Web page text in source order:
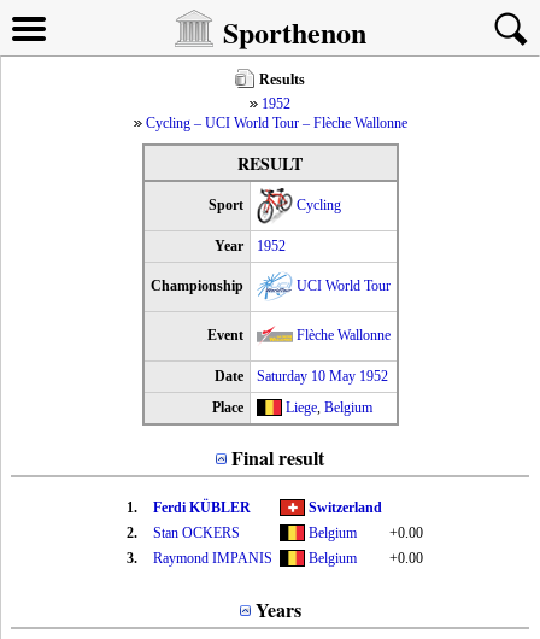
Sporthenon
Results
1952
Cycling – UCI World Tour – Flèche Wallonne
RESULT
Sport Cycling
Year 1952
Championship UCI World Tour
Event Flèche Wallonne
Date
Saturday 10 May 1952
Place
Liege, Belgium
Final result
1. Ferdi KÜBLER
Switzerland
2.
Stan OCKERS Belgium
+0.00
3.
Raymond IMPANIS Belgium +0.00
Years